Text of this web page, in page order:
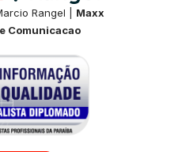
Rangel | Maxx
Comunicacao